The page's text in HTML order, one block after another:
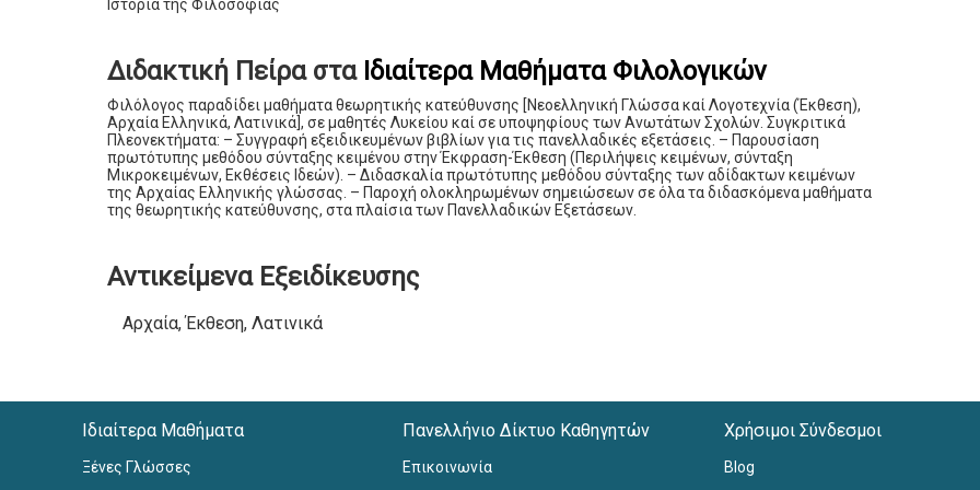
Ιστορία της Φιλοσοφίας
Διδακτική Πείρα στα Ιδιαίτερα Μαθήματα Φιλολογικών
Φιλόλογος παραδίδει μαθήματα θεωρητικής κατεύθυνσης [Νεοελληνική Γλώσσα καί Λογοτεχνία (Έκθεση),
Αρχαία Ελληνικά, Λατινικά], σε μαθητές Λυκείου καί σε υποψηφίους των Ανωτάτων Σχολών. Συγκριτικά
Πλεονεκτήματα: – Συγγραφή εξειδικευμένων βιβλίων για τις πανελλαδικές εξετάσεις. – Παρουσίαση
πρωτότυπης μεθόδου σύνταξης κειμένου στην Έκφραση-Έκθεση (Περιλήψεις κειμένων, σύνταξη
Μικροκειμένων, Εκθέσεις Ιδεών). – Διδασκαλία πρωτότυπης μεθόδου σύνταξης των αδίδακτων κειμένων
της Αρχαίας Ελληνικής γλώσσας. – Παροχή ολοκληρωμένων σημειώσεων σε όλα τα διδασκόμενα μαθήματα
της θεωρητικής κατεύθυνσης, στα πλαίσια των Πανελλαδικών Εξετάσεων.
Αντικείμενα Εξειδίκευσης
Αρχαία, Έκθεση, Λατινικά
Ιδιαίτερα Μαθήματα
Ξένες Γλώσσες
Πανελλήνιο Δίκτυο Καθηγητών
Επικοινωνία
Χρήσιμοι Σύνδεσμοι
Blog